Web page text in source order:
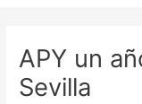
APY un
Sevilla
entradas